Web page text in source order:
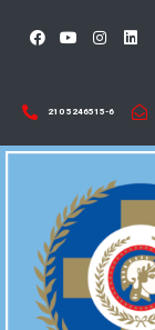
210 5246515-6​